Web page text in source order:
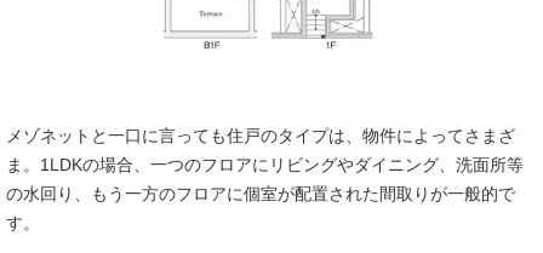
メゾネットと一口に言っても住戸のタイプは、物件によってさまざ
ま。1LDKの場合、一つのフロアにリビングやダイニング、洗面所等
の水回り、もう一方のフロアに個室が配置された間取りが一般的で
す。